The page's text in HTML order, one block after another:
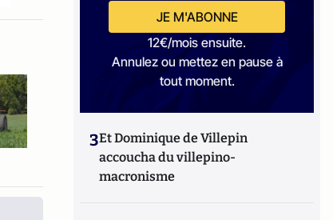
JE M'ABONNE
12€/mois ensuite.
Annulez ou mettez en pause à
tout moment.
3Et Dominique de Villepin
accoucha du villepino-
macronisme